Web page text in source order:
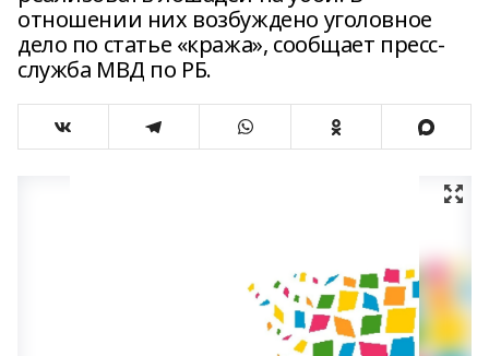
отношении них возбуждено уголовное
дело по статье «кража», сообщает пресс-
служба МВД по РБ.